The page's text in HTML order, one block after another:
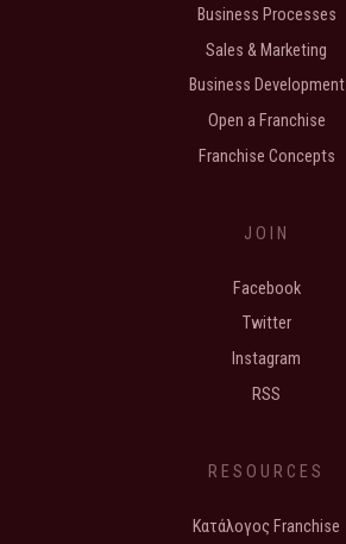
Business Processes
Sales & Marketing
Business Development
Open a Franchise
Franchise Concepts
JOIN
Facebook
Twitter
Instagram
RSS
RESOURCES
Κατάλογος Franchise